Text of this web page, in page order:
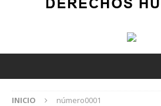
INICIO número0001